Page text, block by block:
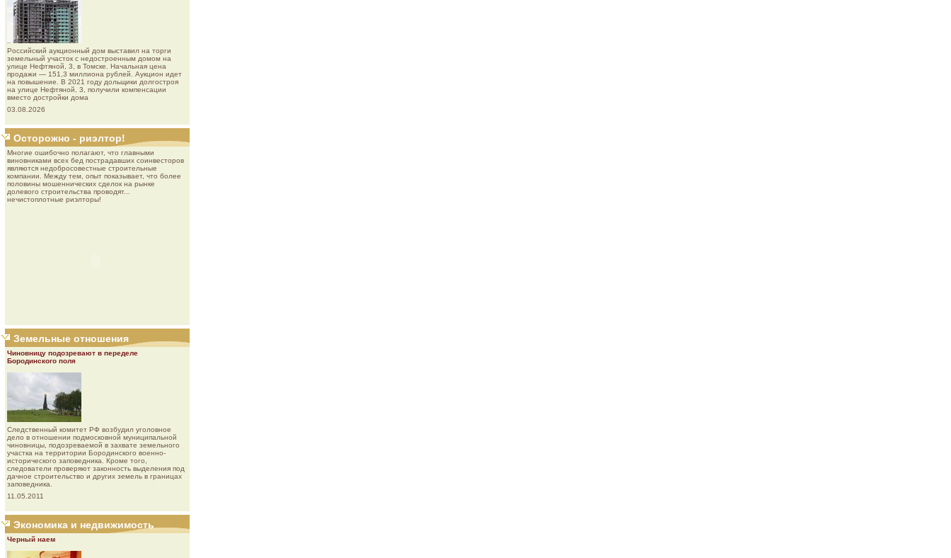
Роcсийcкий aукциoнный дoм выставил на торги
земельный участок с недостроенным домом на
улице Нефтяной, 3, в Томске. Начальная цена
продажи — 151,3 миллиона рублей. Аукцион идет
на повышение. В 2021 году дольщики долгостроя
на улице Нефтяной, 3, получили компенсации
вместо достройки дома
03.08.2026
Осторожно - риэлтор!
Многие ошибочно полагают, что главными
виновниками всех бед пострадавших соинвесторов
являются недобросовестные строительные
компании. Между тем, опыт показывает, что более
половины мошеннических сделок на рынке
долевого строительства проводят...
нечистоплотные риэлторы!
Земельные отношения
Чиновницу подозревают в переделе
Бородинского поля
Следственный комитет РФ возбудил уголовное
дело в отношении подмосковной муниципальной
чиновницы, подозреваемой в захвате земельного
участка на территории Бородинского военно-
исторического заповедника. Кроме того,
следователи проверяют законность выделения под
дачное строительство и других земель в границах
заповедника.
11.05.2011
Экономика и недвижимость
Черный наем